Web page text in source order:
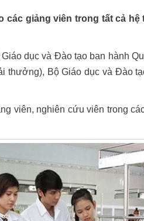
giảng viên trong tất cả
dục và Đào tạo ban hành
thưởng), Bộ Giáo dục và Đào
viên, nghiên cứu viên trong